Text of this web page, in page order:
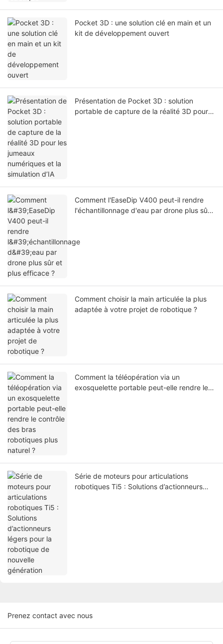
Pocket 3D : une solution clé en main et un
kit de développement ouvert
Présentation de Pocket 3D : solution
portable de capture de la réalité 3D pour
Comment l'EaseDip V400 peut-il rendre
l'échantillonnage d'eau par drone plus sûr
Comment choisir la main articulée la plus
adaptée à votre projet de robotique ?
Comment la téléopération via un
exosquelette portable peut-elle rendre le
Série de moteurs pour articulations
robotiques Ti5 : Solutions d’actionneurs
Prenez contact avec nous